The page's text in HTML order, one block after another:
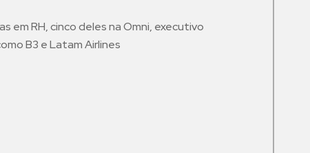
em RH, cinco deles na Omni, executivo
B3 e Latam Airlines